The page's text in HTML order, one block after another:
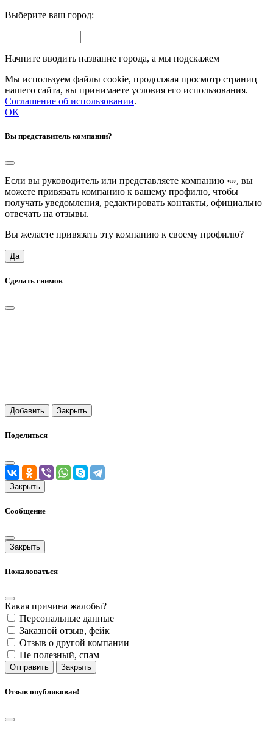
Выберите ваш город:
Начните вводить название города, а мы подскажем
Мы используем файлы cookie, продолжая просмотр страниц
нашего сайта, вы принимаете условия его использования.
Соглашение об использовании.
OK
Вы представитель компании?
Если вы руководитель или представляете компанию «», вы
можете привязать компанию к вашему профилю, чтобы
получать уведомления, редактировать контакты, официально
отвечать на отзывы.
Вы желаете привязать эту компанию к своему профилю?
Да
Сделать снимок
Добавить Закрыть
Поделиться
Закрыть
Сообщение
Закрыть
Пожаловаться
Какая причина жалобы?
Персональные данные
Заказной отзыв, фейк
Отзыв о другой компании
Не полезный, спам
Отправить Закрыть
Отзыв опубликован!